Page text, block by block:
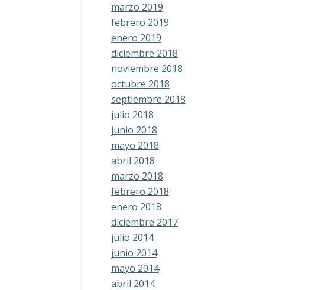
marzo 2019
febrero 2019
enero 2019
diciembre 2018
noviembre 2018
octubre 2018
septiembre 2018
julio 2018
junio 2018
mayo 2018
abril 2018
marzo 2018
febrero 2018
enero 2018
diciembre 2017
julio 2014
junio 2014
mayo 2014
abril 2014